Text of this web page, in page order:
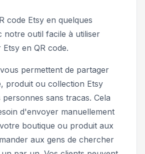
code Etsy en quelques
notre outil facile à utiliser
en QR code.
permettent de partager
produit ou collection Etsy
sans tracas. Cela
d'envoyer manuellement
boutique ou produit aux
aux gens de chercher